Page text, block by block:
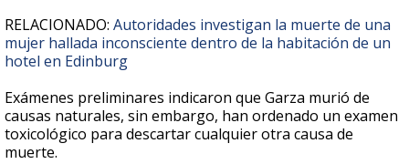
RELACIONADO: Autoridades investigan la muerte de una
mujer hallada inconsciente dentro de la habitación de un
hotel en Edinburg
Exámenes preliminares indicaron que Garza murió de
causas naturales, sin embargo, han ordenado un examen
toxicológico para descartar cualquier otra causa de
muerte.